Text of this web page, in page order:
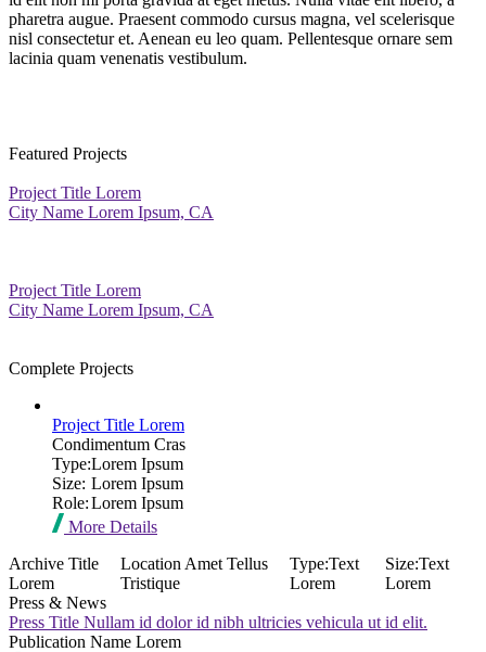
pharetra augue. Praesent commodo cursus magna, vel scelerisque
nisl consectetur et. Aenean eu leo quam. Pellentesque ornare sem
lacinia quam venenatis vestibulum.
Featured Projects
Project Title Lorem
City Name Lorem Ipsum, CA
Project Title Lorem
City Name Lorem Ipsum, CA
Complete Projects
Project Title Lorem
Condimentum Cras
Type:Lorem Ipsum
Size: Lorem Ipsum
Role:Lorem Ipsum
More Details
Archive Title
Lorem
Location Amet Tellus
Tristique
Type:Text
Lorem
Size:Text
Lorem
Press & News
Press Title Nullam id dolor id nibh ultricies vehicula ut id elit.
Publication Name Lorem